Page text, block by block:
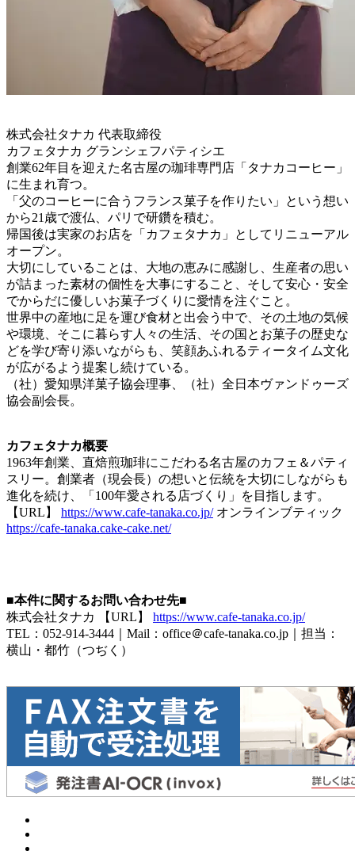
株式会社タナカ 代表取締役
カフェタナカ グランシェフパティシエ
創業62年目を迎えた名古屋の珈琲専門店「タナカコーヒー」
に生まれ育つ。
「父のコーヒーに合うフランス菓子を作りたい」という想い
から21歳で渡仏、パリで研鑽を積む。
帰国後は実家のお店を「カフェタナカ」としてリニューアル
オープン。
大切にしていることは、大地の恵みに感謝し、生産者の思い
が詰まった素材の個性を大事にすること、そして安心・安全
でからだに優しいお菓子づくりに愛情を注ぐこと。
世界中の産地に足を運び食材と出会う中で、その土地の気候
や環境、そこに暮らす人々の生活、その国とお菓子の歴史な
どを学び寄り添いながらも、笑顔あふれるティータイム文化
が広がるよう提案し続けている。
（社）愛知県洋菓子協会理事、（社）全日本ヴァンドゥーズ
協会副会長。
カフェタナカ概要
1963年創業、直焙煎珈琲にこだわる名古屋のカフェ＆パティ
スリー。創業者（現会長）の想いと伝統を大切にしながらも
進化を続け、「100年愛される店づくり」を目指します。
【URL】 https://www.cafe-tanaka.co.jp/オンラインブティック
https://cafe-tanaka.cake-cake.net/
■本件に関するお問い合わせ先■
株式会社タナカ 【URL】 https://www.cafe-tanaka.co.jp/
TEL：052-914-3444｜Mail：office＠cafe-tanaka.co.jp｜担当：
横山・都竹（つぢく）